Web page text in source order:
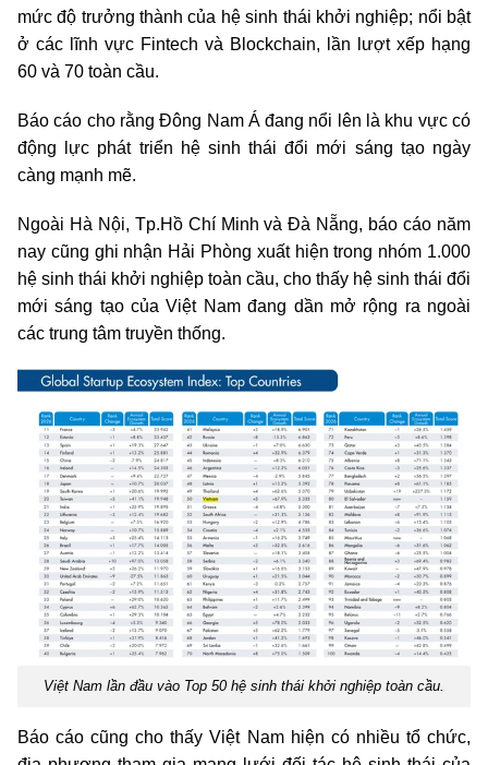
mức độ trưởng thành của hệ sinh thái khởi nghiệp; nổi bật
ở các lĩnh vực Fintech và Blockchain, lần lượt xếp hạng
60 và 70 toàn cầu.
Báo cáo cho rằng Đông Nam Á đang nổi lên là khu vực có
động lực phát triển hệ sinh thái đổi mới sáng tạo ngày
càng mạnh mẽ.
Ngoài Hà Nội, Tp.Hồ Chí Minh và Đà Nẵng, báo cáo năm
nay cũng ghi nhận Hải Phòng xuất hiện trong nhóm 1.000
hệ sinh thái khởi nghiệp toàn cầu, cho thấy hệ sinh thái đổi
mới sáng tạo của Việt Nam đang dần mở rộng ra ngoài
các trung tâm truyền thống.
Việt Nam lần đầu vào Top 50 hệ sinh thái khởi nghiệp toàn cầu.
Báo cáo cũng cho thấy Việt Nam hiện có nhiều tổ chức,